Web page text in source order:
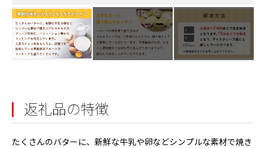
返礼品の特徴
たくさんのバターに、新鮮な牛乳や卵などシンプルな素材で焼き